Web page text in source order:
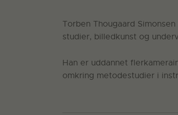
Torben Thougaard
studier, billedkunst og
Han er uddannet
omkring metodestudier i